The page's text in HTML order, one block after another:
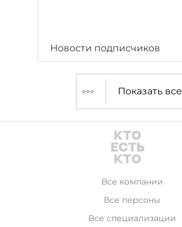
Новости подписчиков
Показать все
Все компании
Все персоны
Все специализации